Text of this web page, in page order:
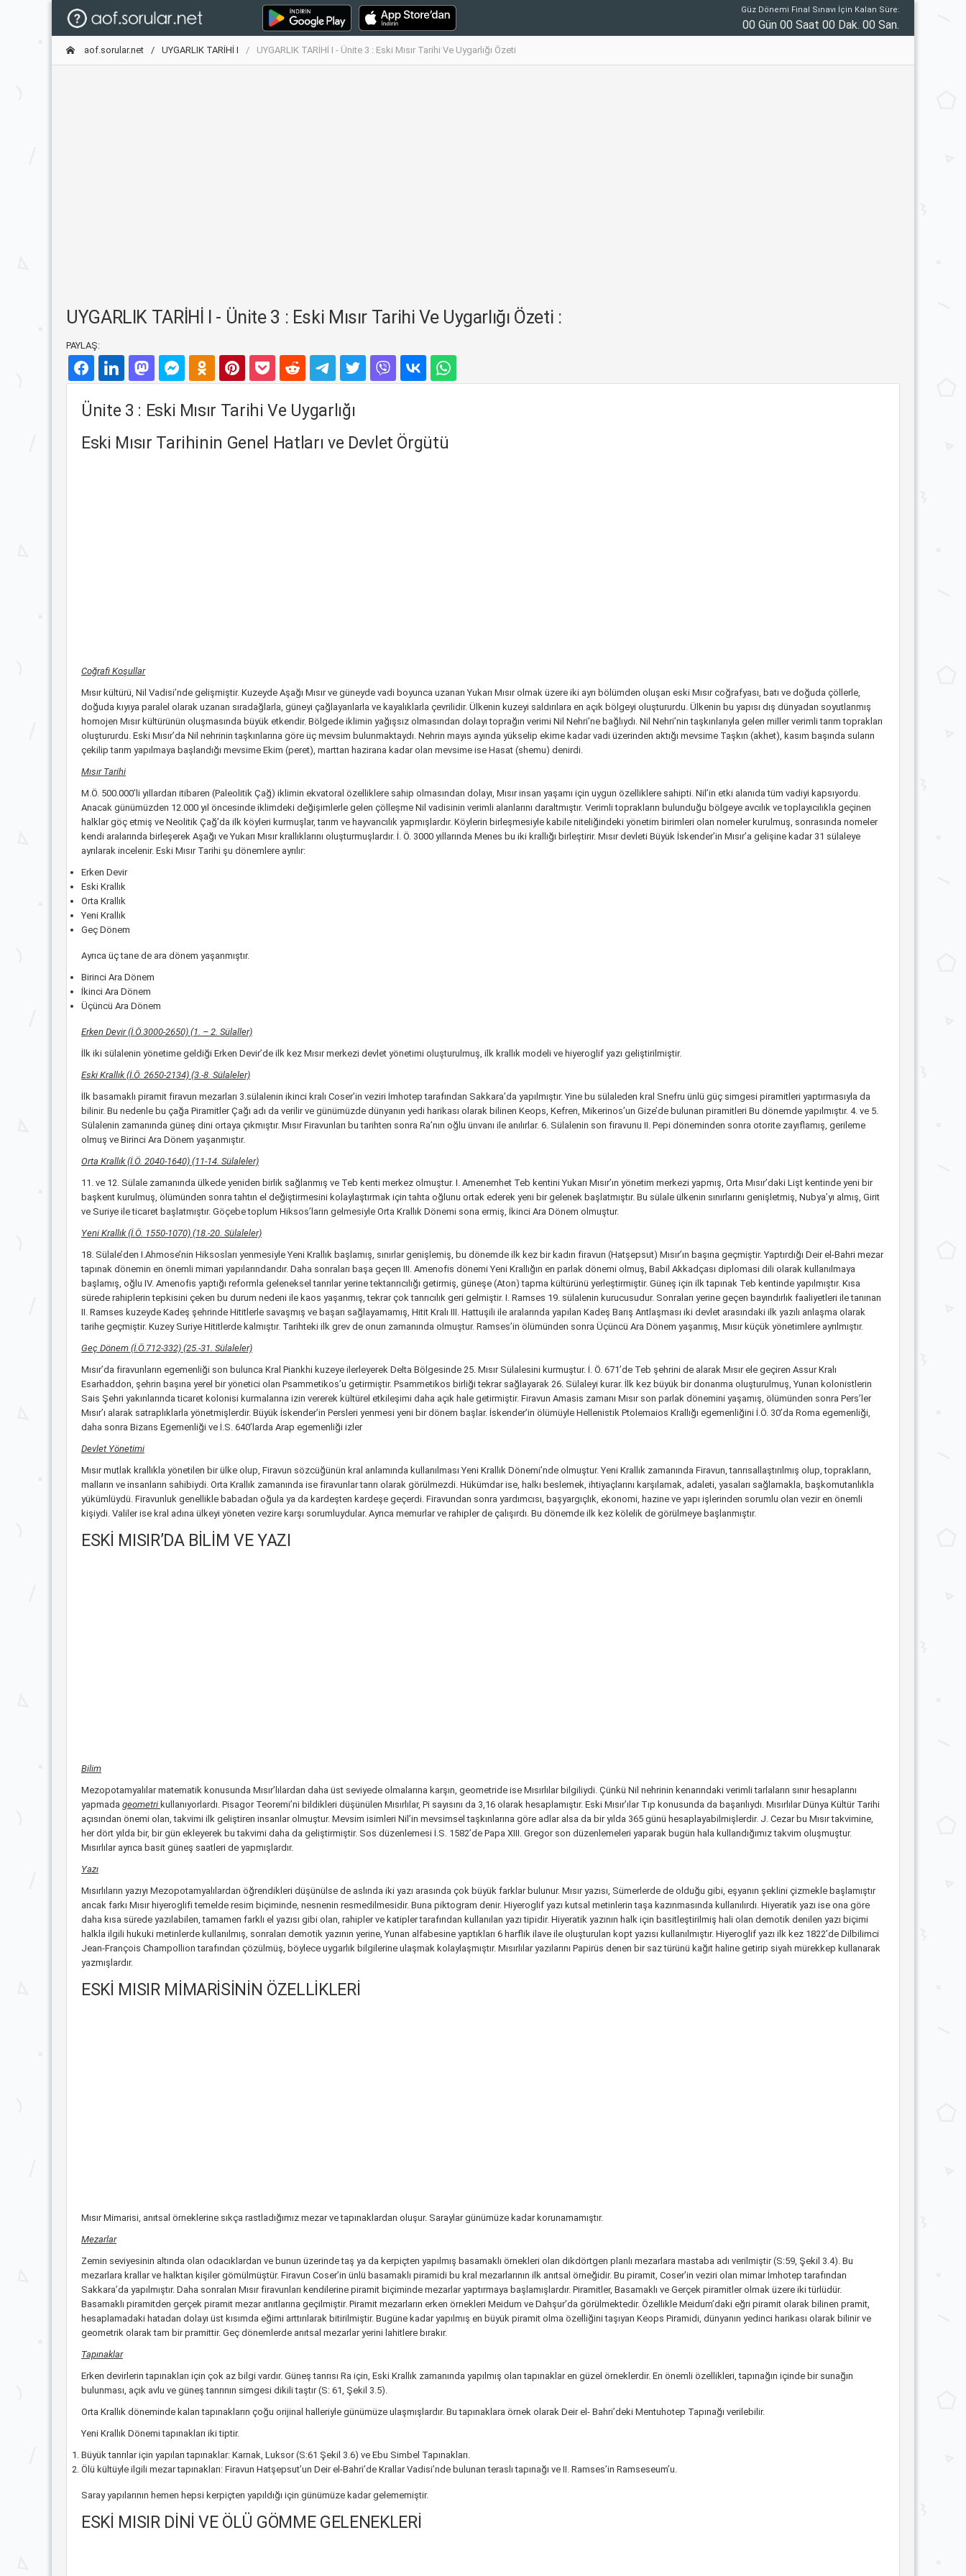
Güz Dönemi Final Sınavı İçin Kalan Süre:
00 Gün 00 Saat 00 Dak. 00 San.
aof.sorular.net UYGARLIK TARİHİ I UYGARLIK TARİHİ I - Ünite 3 : Eski Mısır Tarihi Ve Uygarlığı Özeti
UYGARLIK TARİHİ I - Ünite 3 : Eski Mısır Tarihi Ve Uygarlığı Özeti :
PAYLAŞ:
Ünite 3 : Eski Mısır Tarihi Ve Uygarlığı
Eski Mısır Tarihinin Genel Hatları ve Devlet Örgütü
Coğrafi Koşullar
Mısır kültürü, Nil Vadisi’nde gelişmiştir. Kuzeyde Aşağı Mısır ve güneyde vadi boyunca uzanan Yukarı Mısır olmak üzere iki ayrı bölümden oluşan eski Mısır coğrafyası, batı ve doğuda çöllerle,
doğuda kıyıya paralel olarak uzanan sıradağlarla, güneyi çağlayanlarla ve kayalıklarla çevrilidir. Ülkenin kuzeyi saldırılara en açık bölgeyi oluştururdu. Ülkenin bu yapısı dış dünyadan soyutlanmış
homojen Mısır kültürünün oluşmasında büyük etkendir. Bölgede iklimin yağışsız olmasından dolayı toprağın verimi Nil Nehri’ne bağlıydı. Nil Nehri’nin taşkınlarıyla gelen miller verimli tarım toprakları
oluştururdu. Eski Mısır’da Nil nehrinin taşkınlarına göre üç mevsim bulunmaktaydı. Nehrin mayıs ayında yükselip ekime kadar vadi üzerinden aktığı mevsime Taşkın (akhet), kasım başında suların
çekilip tarım yapılmaya başlandığı mevsime Ekim (peret), marttan hazirana kadar olan mevsime ise Hasat (shemu) denirdi.
Mısır Tarihi
M.Ö. 500.000’li yıllardan itibaren (Paleolitik Çağ) iklimin ekvatoral özelliklere sahip olmasından dolayı, Mısır insan yaşamı için uygun özelliklere sahipti. Nil’in etki alanıda tüm vadiyi kapsıyordu.
Anacak günümüzden 12.000 yıl öncesinde iklimdeki değişimlerle gelen çölleşme Nil vadisinin verimli alanlarını daraltmıştır. Verimli toprakların bulunduğu bölgeye avcılık ve toplayıcılıkla geçinen
halklar göç etmiş ve Neolitik Çağ’da ilk köyleri kurmuşlar, tarım ve hayvancılık yapmışlardır. Köylerin birleşmesiyle kabile niteliğindeki yönetim birimleri olan nomeler kurulmuş, sonrasında nomeler
kendi aralarında birleşerek Aşağı ve Yukarı Mısır krallıklarını oluşturmuşlardır. İ. Ö. 3000 yıllarında Menes bu iki krallığı birleştirir. Mısır devleti Büyük İskender’in Mısır’a gelişine kadar 31 sülaleye
ayrılarak incelenir. Eski Mısır Tarihi şu dönemlere ayrılır:
Erken Devir
Eski Krallık
Orta Krallık
Yeni Krallık
Geç Dönem
Ayrıca üç tane de ara dönem yaşanmıştır.
Birinci Ara Dönem
İkinci Ara Dönem
Üçüncü Ara Dönem
Erken Devir (İ.Ö.3000-2650) (1. – 2. Sülaller)
İlk iki sülalenin yönetime geldiği Erken Devir’de ilk kez Mısır merkezi devlet yönetimi oluşturulmuş, ilk krallık modeli ve hiyeroglif yazı geliştirilmiştir.
Eski Krallık (İ.Ö. 2650-2134) (3.-8. Sülaleler)
İlk basamaklı piramit firavun mezarları 3.sülalenin ikinci kralı Coser’in veziri İmhotep tarafından Sakkara’da yapılmıştır. Yine bu sülaleden kral Snefru ünlü güç simgesi piramitleri yaptırmasıyla da
bilinir. Bu nedenle bu çağa Piramitler Çağı adı da verilir ve günümüzde dünyanın yedi harikası olarak bilinen Keops, Kefren, Mikerinos’un Gize’de bulunan piramitleri Bu dönemde yapılmıştır. 4. ve 5.
Sülalenin zamanında güneş dini ortaya çıkmıştır. Mısır Firavunları bu tarihten sonra Ra’nın oğlu ünvanı ile anılırlar. 6. Sülalenin son firavunu II. Pepi döneminden sonra otorite zayıflamış, gerileme
olmuş ve Birinci Ara Dönem yaşanmıştır.
Orta Krallık (İ.Ö. 2040-1640) (11-14. Sülaleler)
11. ve 12. Sülale zamanında ülkede yeniden birlik sağlanmış ve Teb kenti merkez olmuştur. I. Amenemhet Teb kentini Yukarı Mısır’ın yönetim merkezi yapmış, Orta Mısır’daki Lişt kentinde yeni bir
başkent kurulmuş, ölümünden sonra tahtın el değiştirmesini kolaylaştırmak için tahta oğlunu ortak ederek yeni bir gelenek başlatmıştır. Bu sülale ülkenin sınırlarını genişletmiş, Nubya’yı almış, Girit
ve Suriye ile ticaret başlatmıştır. Göçebe toplum Hiksos’ların gelmesiyle Orta Krallık Dönemi sona ermiş, İkinci Ara Dönem olmuştur.
Yeni Krallık (İ.Ö. 1550-1070) (18.-20. Sülaleler)
18. Sülale’den I.Ahmose’nin Hiksosları yenmesiyle Yeni Krallık başlamış, sınırlar genişlemiş, bu dönemde ilk kez bir kadın firavun (Hatşepsut) Mısır’ın başına geçmiştir. Yaptırdığı Deir el-Bahri mezar
tapınak dönemin en önemli mimari yapılarındandır. Daha sonraları başa geçen III. Amenofis dönemi Yeni Krallığın en parlak dönemi olmuş, Babil Akkadçası diplomasi dili olarak kullanılmaya
başlamış, oğlu IV. Amenofis yaptığı reformla geleneksel tanrılar yerine tektanrıcılığı getirmiş, güneşe (Aton) tapma kültürünü yerleştirmiştir. Güneş için ilk tapınak Teb kentinde yapılmıştır. Kısa
sürede rahiplerin tepkisini çeken bu durum nedeni ile kaos yaşanmış, tekrar çok tanrıcılık geri gelmiştir. I. Ramses 19. sülalenin kurucusudur. Sonraları yerine geçen bayındırlık faaliyetleri ile tanınan
II. Ramses kuzeyde Kadeş şehrinde Hititlerle savaşmış ve başarı sağlayamamış, Hitit Kralı III. Hattuşili ile aralarında yapılan Kadeş Barış Antlaşması iki devlet arasındaki ilk yazılı anlaşma olarak
tarihe geçmiştir. Kuzey Suriye Hititlerde kalmıştır. Tarihteki ilk grev de onun zamanında olmuştur. Ramses’in ölümünden sonra Üçüncü Ara Dönem yaşanmış, Mısır küçük yönetimlere ayrılmıştır.
Geç Dönem (İ.Ö.712-332) (25.-31. Sülaleler)
Mısır’da firavunların egemenliği son bulunca Kral Piankhi kuzeye ilerleyerek Delta Bölgesinde 25. Mısır Sülalesini kurmuştur. İ. Ö. 671’de Teb şehrini de alarak Mısır ele geçiren Assur Kralı
Esarhaddon, şehrin başına yerel bir yönetici olan Psammetikos’u getirmiştir. Psammetikos birliği tekrar sağlayarak 26. Sülaleyi kurar. İlk kez büyük bir donanma oluşturulmuş, Yunan kolonistlerin
Sais Şehri yakınlarında ticaret kolonisi kurmalarına izin vererek kültürel etkileşimi daha açık hale getirmiştir. Firavun Amasis zamanı Mısır son parlak dönemini yaşamış, ölümünden sonra Pers’ler
Mısır’ı alarak satraplıklarla yönetmişlerdir. Büyük İskender’in Persleri yenmesi yeni bir dönem başlar. İskender’in ölümüyle Hellenistik Ptolemaios Krallığı egemenliğini İ.Ö. 30’da Roma egemenliği,
daha sonra Bizans Egemenliği ve İ.S. 640’larda Arap egemenliği izler
Devlet Yönetimi
Mısır mutlak krallıkla yönetilen bir ülke olup, Firavun sözcüğünün kral anlamında kullanılması Yeni Krallık Dönemi’nde olmuştur. Yeni Krallık zamanında Firavun, tanrısallaştırılmış olup, toprakların,
malların ve insanların sahibiydi. Orta Krallık zamanında ise firavunlar tanrı olarak görülmezdi. Hükümdar ise, halkı beslemek, ihtiyaçlarını karşılamak, adaleti, yasaları sağlamakla, başkomutanlıkla
yükümlüydü. Firavunluk genellikle babadan oğula ya da kardeşten kardeşe geçerdi. Firavundan sonra yardımcısı, başyargıçlık, ekonomi, hazine ve yapı işlerinden sorumlu olan vezir en önemli
kişiydi. Valiler ise kral adına ülkeyi yöneten vezire karşı sorumluydular. Ayrıca memurlar ve rahipler de çalışırdı. Bu dönemde ilk kez kölelik de görülmeye başlanmıştır.
ESKİ MISIR’DA BİLİM VE YAZI
Bilim
Mezopotamyalılar matematik konusunda Mısır’lılardan daha üst seviyede olmalarına karşın, geometride ise Mısırlılar bilgiliydi. Çünkü Nil nehrinin kenarındaki verimli tarlaların sınır hesaplarını
yapmada geometri kullanıyorlardı. Pisagor Teoremi’ni bildikleri düşünülen Mısırlılar, Pi sayısını da 3,16 olarak hesaplamıştır. Eski Mısır’ılar Tıp konusunda da başarılıydı. Mısırlılar Dünya Kültür Tarihi
açısından önemi olan, takvimi ilk geliştiren insanlar olmuştur. Mevsim isimleri Nil’in mevsimsel taşkınlarına göre adlar alsa da bir yılda 365 günü hesaplayabilmişlerdir. J. Cezar bu Mısır takvimine,
her dört yılda bir, bir gün ekleyerek bu takvimi daha da geliştirmiştir. Sos düzenlemesi İ.S. 1582’de Papa XIII. Gregor son düzenlemeleri yaparak bugün hala kullandığımız takvim oluşmuştur.
Mısırlılar ayrıca basit güneş saatleri de yapmışlardır.
Yazı
Mısırlıların yazıyı Mezopotamyalılardan öğrendikleri düşünülse de aslında iki yazı arasında çok büyük farklar bulunur. Mısır yazısı, Sümerlerde de olduğu gibi, eşyanın şeklini çizmekle başlamıştır
ancak farkı Mısır hiyeroglifi temelde resim biçiminde, nesnenin resmedilmesidir. Buna piktogram denir. Hiyeroglif yazı kutsal metinlerin taşa kazınmasında kullanılırdı. Hiyeratik yazı ise ona göre
daha kısa sürede yazılabilen, tamamen farklı el yazısı gibi olan, rahipler ve katipler tarafından kullanılan yazı tipidir. Hiyeratik yazının halk için basitleştirilmiş hali olan demotik denilen yazı biçimi
halkla ilgili hukuki metinlerde kullanılmış, sonraları demotik yazının yerine, Yunan alfabesine yaptıkları 6 harflik ilave ile oluşturulan kopt yazısı kullanılmıştır. Hiyeroglif yazı ilk kez 1822’de Dilbilimci
Jean-François Champollion tarafından çözülmüş, böylece uygarlık bilgilerine ulaşmak kolaylaşmıştır. Mısırlılar yazılarını Papirüs denen bir saz türünü kağıt haline getirip siyah mürekkep kullanarak
yazmışlardır.
ESKİ MISIR MİMARİSİNİN ÖZELLİKLERİ
Mısır Mimarisi, anıtsal örneklerine sıkça rastladığımız mezar ve tapınaklardan oluşur. Saraylar günümüze kadar korunamamıştır.
Mezarlar
Zemin seviyesinin altında olan odacıklardan ve bunun üzerinde taş ya da kerpiçten yapılmış basamaklı örnekleri olan dikdörtgen planlı mezarlara mastaba adı verilmiştir (S:59, Şekil 3.4). Bu
mezarlara krallar ve halktan kişiler gömülmüştür. Firavun Coser’in ünlü basamaklı piramidi bu kral mezarlarının ilk anıtsal örneğidir. Bu piramit, Coser’in veziri olan mimar İmhotep tarafından
Sakkara’da yapılmıştır. Daha sonraları Mısır firavunları kendilerine piramit biçiminde mezarlar yaptırmaya başlamışlardır. Piramitler, Basamaklı ve Gerçek piramitler olmak üzere iki türlüdür.
Basamaklı piramitden gerçek piramit mezar anıtlarına geçilmiştir. Piramit mezarların erken örnekleri Meidum ve Dahşur’da görülmektedir. Özellikle Meidum’daki eğri piramit olarak bilinen pramit,
hesaplamadaki hatadan dolayı üst kısımda eğimi arttırılarak bitirilmiştir. Bugüne kadar yapılmış en büyük piramit olma özelliğini taşıyan Keops Piramidi, dünyanın yedinci harikası olarak bilinir ve
geometrik olarak tam bir pramittir. Geç dönemlerde anıtsal mezarlar yerini lahitlere bırakır.
Tapınaklar
Erken devirlerin tapınakları için çok az bilgi vardır. Güneş tanrısı Ra için, Eski Krallık zamanında yapılmış olan tapınaklar en güzel örneklerdir. En önemli özellikleri, tapınağın içinde bir sunağın
bulunması, açık avlu ve güneş tanrının simgesi dikili taştır (S: 61, Şekil 3.5).
Orta Krallık döneminde kalan tapınakların çoğu orijinal halleriyle günümüze ulaşmışlardır. Bu tapınaklara örnek olarak Deir el- Bahri’deki Mentuhotep Tapınağı verilebilir.
Yeni Krallık Dönemi tapınakları iki tiptir.
Büyük tanrılar için yapılan tapınaklar: Karnak, Luksor (S:61 Şekil 3.6) ve Ebu Simbel Tapınakları.
Ölü kültüyle ilgili mezar tapınakları: Firavun Hatşepsut’un Deir el-Bahri’de Krallar Vadisi’nde bulunan teraslı tapınağı ve II. Ramses’in Ramseseum’u.
Saray yapılarının hemen hepsi kerpiçten yapıldığı için günümüze kadar gelememiştir.
ESKİ MISIR DİNİ VE ÖLÜ GÖMME GELENEKLERİ